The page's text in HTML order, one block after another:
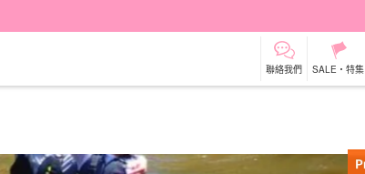
聯絡我們 SALE・特集